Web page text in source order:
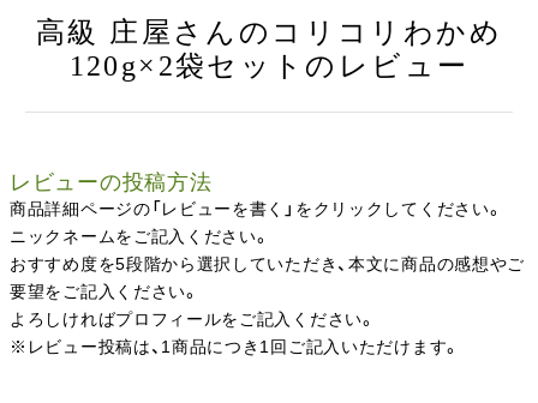
高級 庄屋さんのコリコリわかめ
120g×2袋セットのレビュー
レビューの投稿方法
商品詳細ページの「レビューを書く」をクリックしてください。
ニックネームをご記入ください。
おすすめ度を5段階から選択していただき、本文に商品の感想やご
要望をご記入ください。
よろしければプロフィールをご記入ください。
※レビュー投稿は、1商品につき1回ご記入いただけます。